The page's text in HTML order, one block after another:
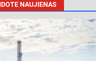
NAUJIENAS